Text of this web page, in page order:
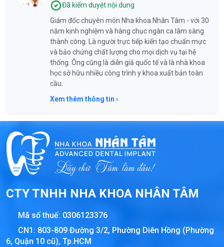
Đã kiểm duyệt nội dung
Giám đốc chuyên môn Nha khoa Nhân Tâm - với 30
năm kinh nghiệm và hàng chục ngàn ca lâm sàng
thành công. Là người trực tiếp kiến tạo chuẩn mực
và bảo chứng chất lượng cho mọi dịch vụ tại hệ
thống. Ông cũng là diễn giả quốc tế và là nhà khoa
học sở hữu nhiều công trình y khoa xuất bản toàn
cầu.
Xem thêm thông tin ›
CTY TNHH NHA KHOA NHÂN TÂM
Mã số thuế: 0306123376
CN1: 803-809 Đường 3/2, Phường Diên Hồng (Phường
6, Quận 10 cũ), Tp.HCM